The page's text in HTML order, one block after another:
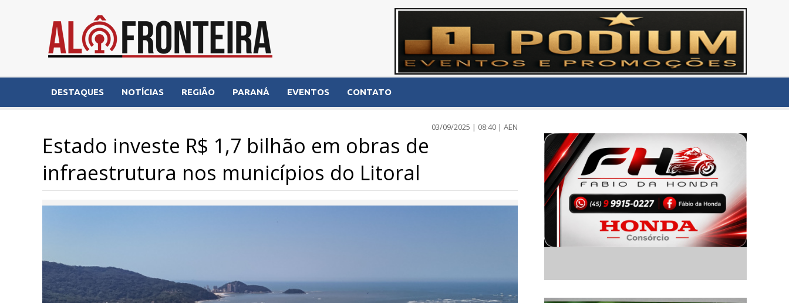
DESTAQUES NOTÍCIAS REGIÃO PARANÁ EVENTOS CONTATO
03/09/2025 | 08:40 | AEN
Estado investe R$ 1,7 bilhão em obras de
infraestrutura nos municípios do Litoral